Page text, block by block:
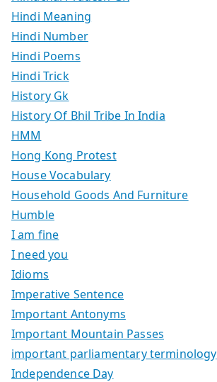
Hindi Meaning
Hindi Number
Hindi Poems
Hindi Trick
History Gk
History Of Bhil Tribe In India
HMM
Hong Kong Protest
House Vocabulary
Household Goods And Furniture
Humble
I am fine
I need you
Idioms
Imperative Sentence
Important Antonyms
Important Mountain Passes
important parliamentary terminology
Independence Day